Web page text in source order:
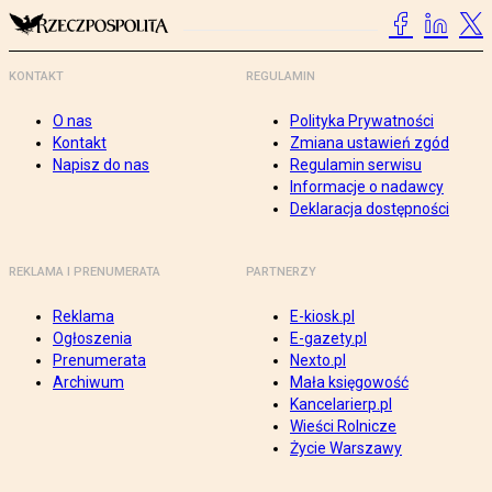
KONTAKT
O nas
Kontakt
Napisz do nas
REGULAMIN
Polityka Prywatności
Zmiana ustawień zgód
Regulamin serwisu
Informacje o nadawcy
Deklaracja dostępności
REKLAMA I PRENUMERATA
Reklama
Ogłoszenia
Prenumerata
Archiwum
PARTNERZY
E-kiosk.pl
E-gazety.pl
Nexto.pl
Mała księgowość
Kancelarierp.pl
Wieści Rolnicze
Życie Warszawy